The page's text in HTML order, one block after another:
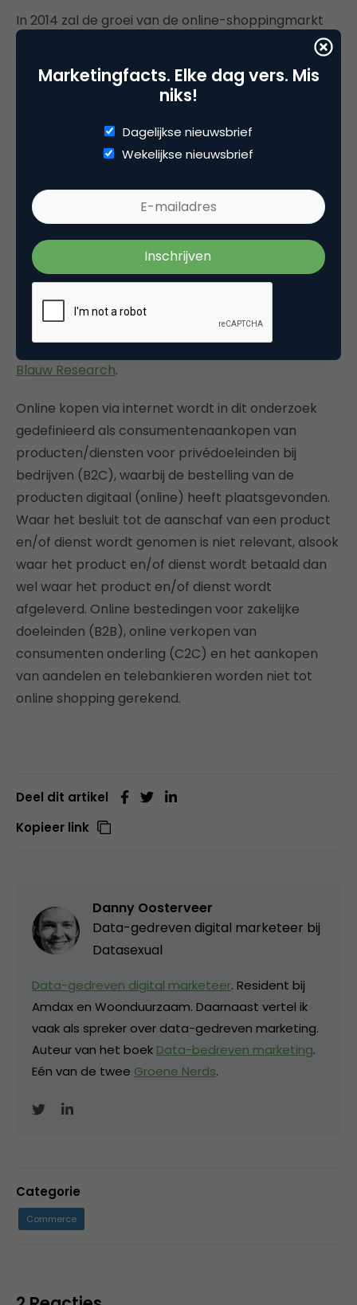
In 2014 zal de groei van de online-shoppingmarkt
weer toenemen ten opzichte van 2013 vanwege het
stijgende consumentenvertrouwen en de
groeiende economie. Over het hele jaar groeien de
tussen 9 en 10 procent naar bijna 12 miljard euro.
De Thuiswinkel Markt Monitor is een halfjaarlijks
onderzoek naar online consumentenbestedingen in
Nederland. Het onderzoek wordt geijkt aan het
retailpanel vanGfKen uitgevoerd in opdracht van
Thuiswinkel.org
, de belangenvereniging van bijna
2.100 webwinkels in Nederland. Het onderzoek
wordt gesponsord doorPostNLen uitgevoerd door
Blauw Research.
Online kopen via internet wordt in dit onderzoek
gedefinieerd als consumentenaankopen van
producten/diensten voor privédoeleinden bij
bedrijven (B2C), waarbij de bestelling van de
producten digitaal (online) heeft plaatsgevonden.
Waar het besluit tot de aanschaf van een product
en/of dienst wordt genomen is niet relevant, alsook
waar het product en/of dienst wordt betaald dan
wel waar het product en/of dienst wordt
afgeleverd. Online bestedingen voor zakelijke
doeleinden (B2B), online verkopen van
consumenten onderling (C2C) en het aankopen
van aandelen en telebankieren worden niet tot
online shopping gerekend.
Deel dit artikel
Kopieer link
Danny Oosterveer
Data-gedreven digital marketeer bij
Datasexual
Data-gedreven digital marketeer. Resident bij
Amdax en Woonduurzaam. Daarnaast vertel ik
vaak als spreker over data-gedreven marketing.
Auteur van het boek Data-bedreven marketing.
Eén van de twee Groene Nerds.
Categorie
Commerce
Marketingfacts. Elke dag vers. Mis
niks!
Dagelijkse nieuwsbrief
Wekelijkse nieuwsbrief